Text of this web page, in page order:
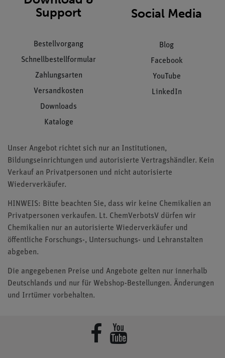
Support
Bestellvorgang
Schnellbestellformular
Zahlungsarten
Versandkosten
Downloads
Kataloge
Social Media
Blog
Facebook
YouTube
LinkedIn
Unser Angebot richtet sich nur an Institutionen,
Bildungseinrichtungen und autorisierte Vertragshändler. Kein
Verkauf an Privatpersonen und nicht autorisierte
Wiederverkäufer.
HINWEIS: Bitte beachten Sie, dass wir keine Chemikalien an
Privatpersonen verkaufen. Lt. ChemVerbotsV dürfen wir
Chemikalien nur an autorisierte Wiederverkäufer und
öffentliche Forschungs-, Untersuchungs- und Lehranstalten
abgeben.
Die angegebenen Preise und Angebote gelten nur innerhalb
Deutschlands und nur für Webshop-Bestellungen. Änderungen
und Irrtümer vorbehalten.